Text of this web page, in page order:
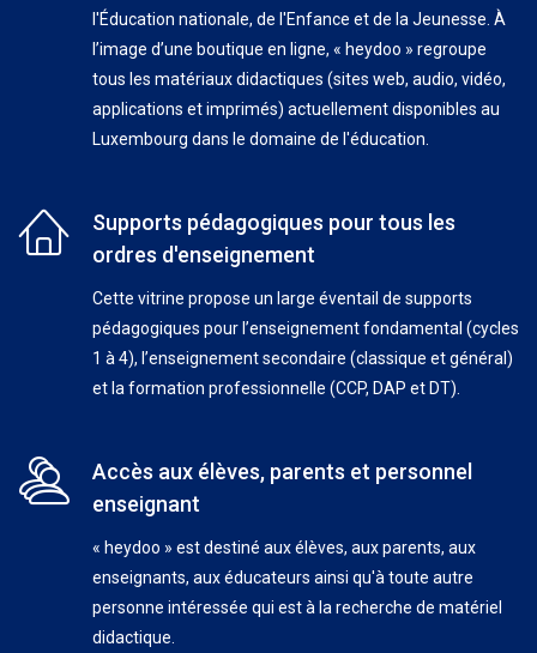
l'Éducation nationale, de l'Enfance et de la Jeunesse. À
l’image d’une boutique en ligne, « heydoo » regroupe
tous les matériaux didactiques (sites web, audio, vidéo,
applications et imprimés) actuellement disponibles au
Luxembourg dans le domaine de l'éducation.
Supports pédagogiques pour tous les
ordres d'enseignement
Cette vitrine propose un large éventail de supports
pédagogiques pour l’enseignement fondamental (cycles
1 à 4), l’enseignement secondaire (classique et général)
et la formation professionnelle (CCP, DAP et DT).
Accès aux élèves, parents et personnel
enseignant
« heydoo » est destiné aux élèves, aux parents, aux
enseignants, aux éducateurs ainsi qu'à toute autre
personne intéressée qui est à la recherche de matériel
didactique.